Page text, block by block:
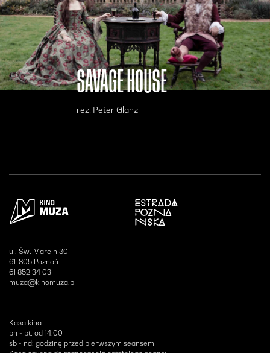
SAVAGE HOUSE
reż. Peter Glanz
Otwiera się w nowym oknie
ul. Św. Marcin 30
61-805 Poznań
61 852 34 03
muza@kinomuza.pl
Kasa kina
pn - pt: od 14:00
sb - nd: godzinę przed pierwszym seansem